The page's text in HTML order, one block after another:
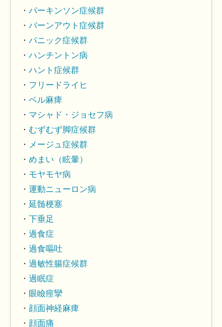
パーキンソン症候群
バーンアウト症候群
パニック症候群
ハンチントン病
ハント症候群
フリードライヒ
ベル麻痺
マシャド・ジョセフ病
むずむず脚症候群
メージュ症候群
めまい（眩暈）
モヤモヤ病
運動ニューロン病
延髄梗塞
下垂足
過食症
過食嘔吐
過敏性腸症候群
過眠症
眼瞼痙攣
顔面神経麻痺
顔面痛